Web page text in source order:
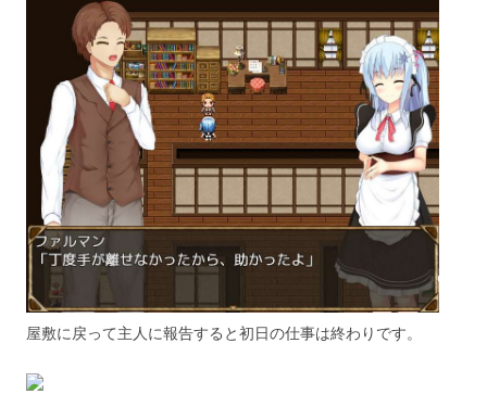
屋敷に戻って主人に報告すると初日の仕事は終わりです。